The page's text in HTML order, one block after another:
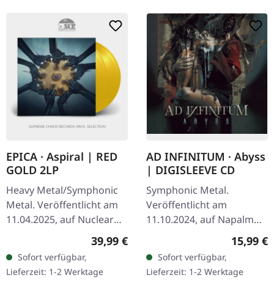
EPICA · Aspiral | RED
GOLD 2LP
Heavy Metal/Symphonic
Metal. Veröffentlicht am
11.04.2025, auf Nuclear
Blast Records. Rot-
Goldenes Doppel-Vinyl im
Gatefold-Cover. Die…
Regulärer Preis:
39,99 €
Sofort verfügbar,
Lieferzeit: 1-2 Werktage
AD INFINITUM · Abyss
| DIGISLEEVE CD
Symphonic Metal.
Veröffentlicht am
11.10.2024, auf Napalm
Records. Digisleeve CD.
Ad Infinitum kehrt mit
ihrem faszinierenden
Album „Abyss“ zurück,…
15,99 €
Sofort verfügbar,
Lieferzeit: 1-2 Werktage